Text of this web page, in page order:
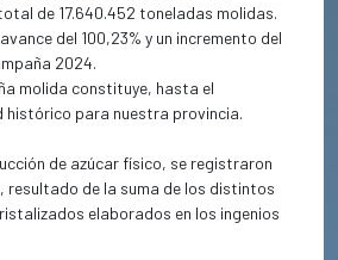
de 17.640.452 toneladas molidas.
del 100,23% y un incremento del
2024.
molida constituye, hasta el
histórico para nuestra provincia.
de azúcar físico, se registraron
resultado de la suma de los distintos
elaborados en los ingenios